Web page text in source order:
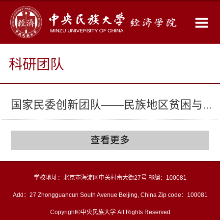
科研团队
国家民委创新团队——民族地区贫困与...
查看更多
学校地址：北京市海淀区中关村南大街27号 邮编：100081
Add：27 Zhongguancun South Avenue Beijing, China Zip code：100081
Copyright©中央民族大学 All Rights Reserved